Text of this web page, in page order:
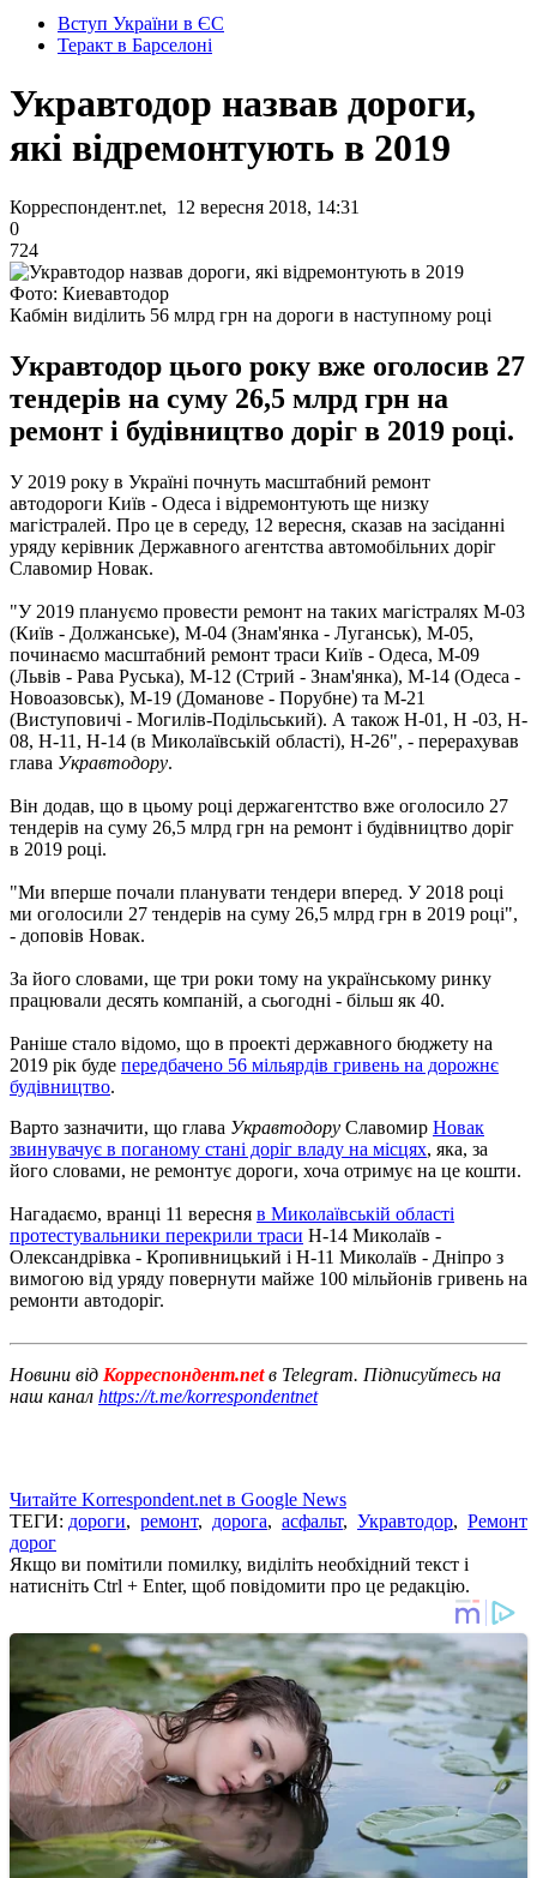
Вступ України в ЄС
Теракт в Барселоні
Укравтодор назвав дороги,
які відремонтують в 2019
Корреспондент.net, 12 вересня 2018, 14:31
0
724
Фото: Киевавтодор
Кабмін виділить 56 млрд грн на дороги в наступному році
Укравтодор цього року вже оголосив 27
тендерів на суму 26,5 млрд грн на
ремонт і будівництво доріг в 2019 році.
У 2019 року в Україні почнуть масштабний ремонт
автодороги Київ - Одеса і відремонтують ще низку
магістралей. Про це в середу, 12 вересня, сказав на засіданні
уряду керівник Державного агентства автомобільних доріг
Славомир Новак.
"У 2019 плануємо провести ремонт на таких магістралях М-03
(Київ - Должанське), М-04 (Знам'янка - Луганськ), М-05,
починаємо масштабний ремонт траси Київ - Одеса, М-09
(Львів - Рава Руська), М-12 (Стрий - Знам'янка), М-14 (Одеса -
Новоазовськ), М-19 (Доманове - Порубне) та М-21
(Виступовичі - Могилів-Подільський). А також Н-01, Н -03, Н-
08, Н-11, Н-14 (в Миколаївській області), Н-26", - перерахував
глава Укравтодору.
Він додав, що в цьому році держагентство вже оголосило 27
тендерів на суму 26,5 млрд грн на ремонт і будівництво доріг
в 2019 році.
"Ми вперше почали планувати тендери вперед. У 2018 році
ми оголосили 27 тендерів на суму 26,5 млрд грн в 2019 році",
- доповів Новак.
За його словами, ще три роки тому на українському ринку
працювали десять компаній, а сьогодні - більш як 40.
Раніше стало відомо, що в проекті державного бюджету на
2019 рік буде передбачено 56 мільярдів гривень на дорожнє
будівництво.
Варто зазначити, що глава Укравтодору Славомир Новак
звинувачує в поганому стані доріг владу на місцях, яка, за
його словами, не ремонтує дороги, хоча отримує на це кошти.
Нагадаємо, вранці 11 вересня в Миколаївській області
протестувальники перекрили траси Н-14 Миколаїв -
Олександрівка - Кропивницький і Н-11 Миколаїв - Дніпро з
вимогою від уряду повернути майже 100 мільйонів гривень на
ремонти автодоріг.
Новини від Корреспондент.netв Telegram. Підписуйтесь на
наш канал https://t.me/korrespondentnet
Читайте Korrespondent.net в Google News
ТЕГИ: дороги, ремонт, дорога, асфальт, Укравтодор, Ремонт
дорог
Якщо ви помітили помилку, виділіть необхідний текст і
натисніть Ctrl + Enter, щоб повідомити про це редакцію.